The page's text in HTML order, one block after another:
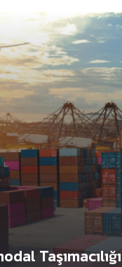
Taşımacılığı